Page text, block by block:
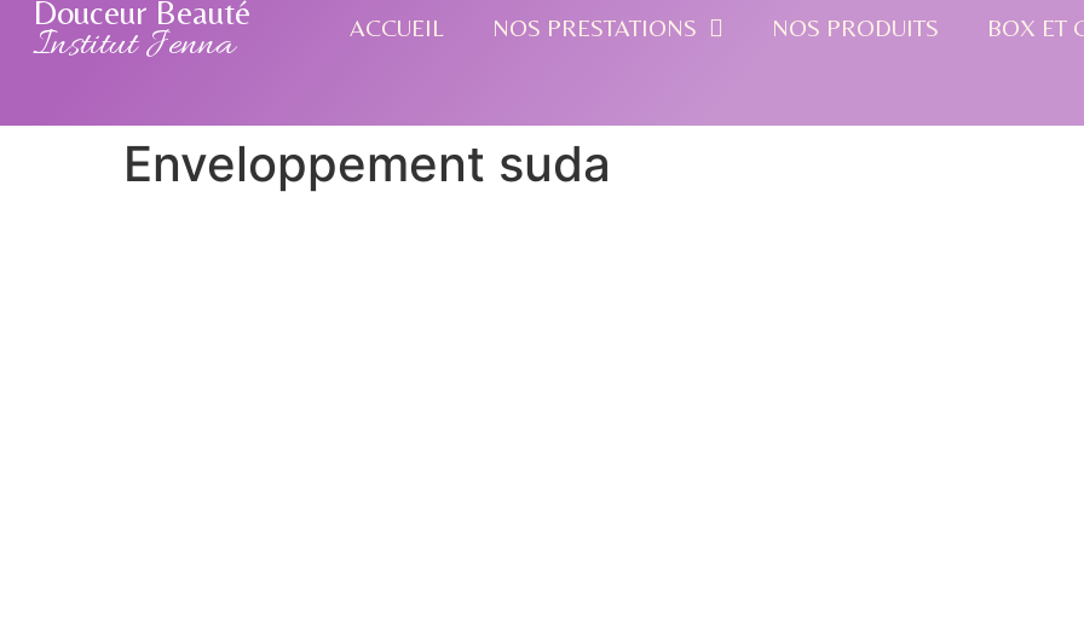
Douceur Beauté
Institut Jenna ACCUEIL NOS PRESTATIONS NOS PRODUITS BOX ET
Enveloppement suda